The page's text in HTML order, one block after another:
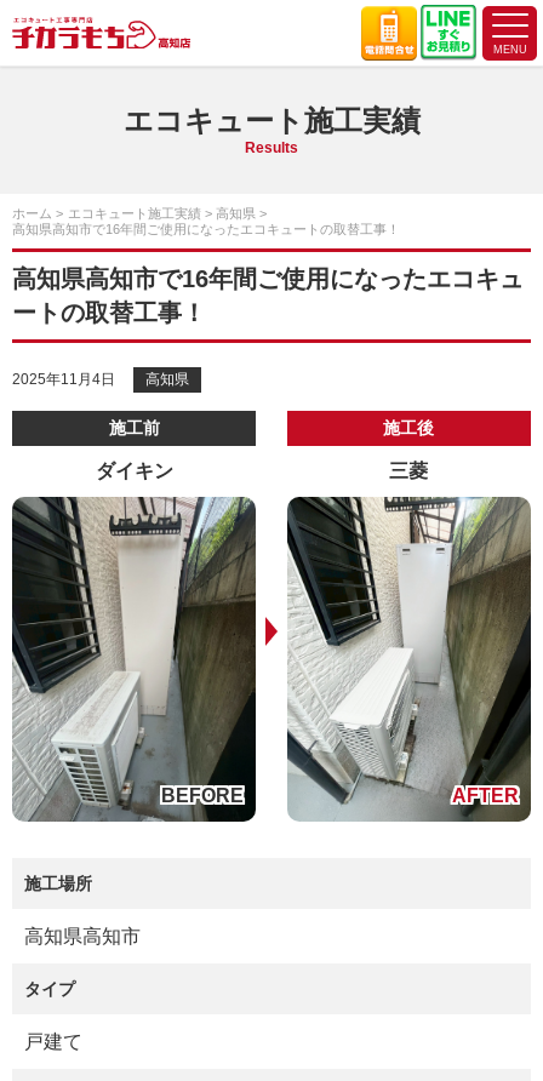
エコキュート施工実績
Results
ホーム エコキュート施工実績
高知県
高知県高知市で16年間ご使用になったエコキュートの取替工事！
高知県高知市で16年間ご使用になったエコキュ
ートの取替工事！
2025年11月4日 高知県
施工前
ダイキン
施工後
三菱
施工場所
高知県高知市
タイプ
戸建て